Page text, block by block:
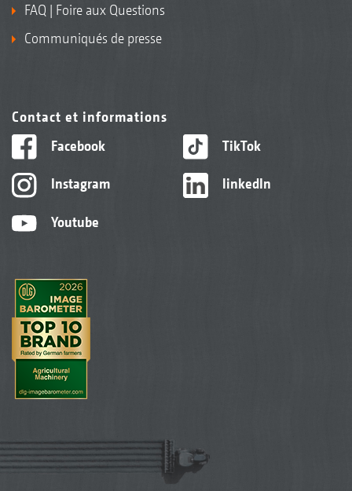
FAQ | Foire aux Questions
Communiqués de presse
Contact et informations
Facebook
Instagram
Youtube
TikTok
linkedIn